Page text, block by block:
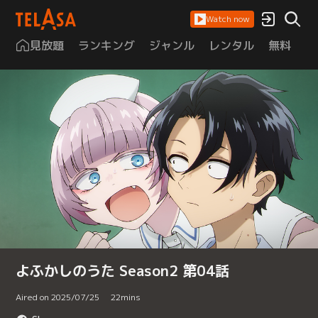
Watch now
見放題 ランキング ジャンル レンタル 無料
よふかしのうた Season2 第04話
Aired on 2025/07/25 22mins